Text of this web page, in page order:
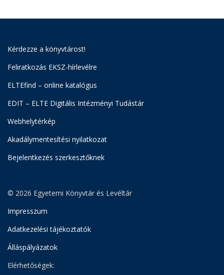
Kérdezze a könyvtárost!
Feliratkozás EKSZ-hírlevélre
ELTEfind – online katalógus
EDIT – ELTE Digitális Intézményi Tudástár
Webhelytérkép
Akadálymentesítési nyilatkozat
Bejelentkezés szerkesztőknek
© 2026 Egyetemi Könyvtár és Levéltár
Impresszum
Adatkezelési tájékoztatók
Álláspályázatok
Elérhetőségek: